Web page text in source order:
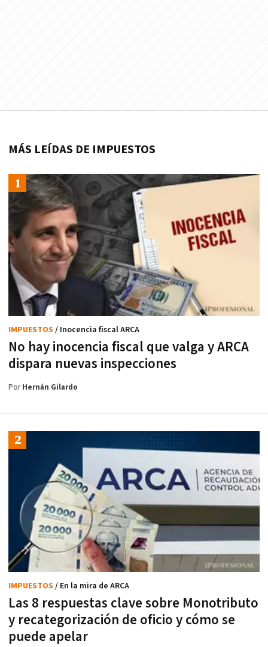
MÁS LEÍDAS DE IMPUESTOS
No hay inocencia fiscal que valga y ARCA
dispara nuevas inspecciones
IMPUESTOS / Inocencia fiscal ARCA
PorHernán Gilardo
Las 8 respuestas clave sobre Monotributo
y recategorización de oficio y cómo se
puede apelar
IMPUESTOS / En la mira de ARCA